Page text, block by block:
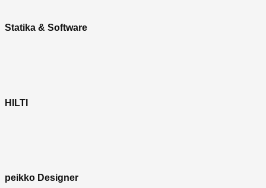
Statika & Software
HILTI
peikko Designer